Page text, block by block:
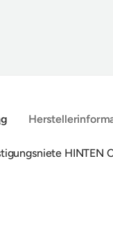
HINTEN